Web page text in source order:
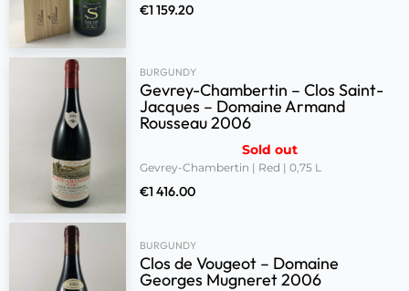
€1 159.20
BURGUNDY
Gevrey-Chambertin – Clos Saint-
Jacques – Domaine Armand
Rousseau 2006
Sold out
Gevrey-Chambertin | Red | 0,75 L
€1 416.00
BURGUNDY
Clos de Vougeot – Domaine
Georges Mugneret 2006